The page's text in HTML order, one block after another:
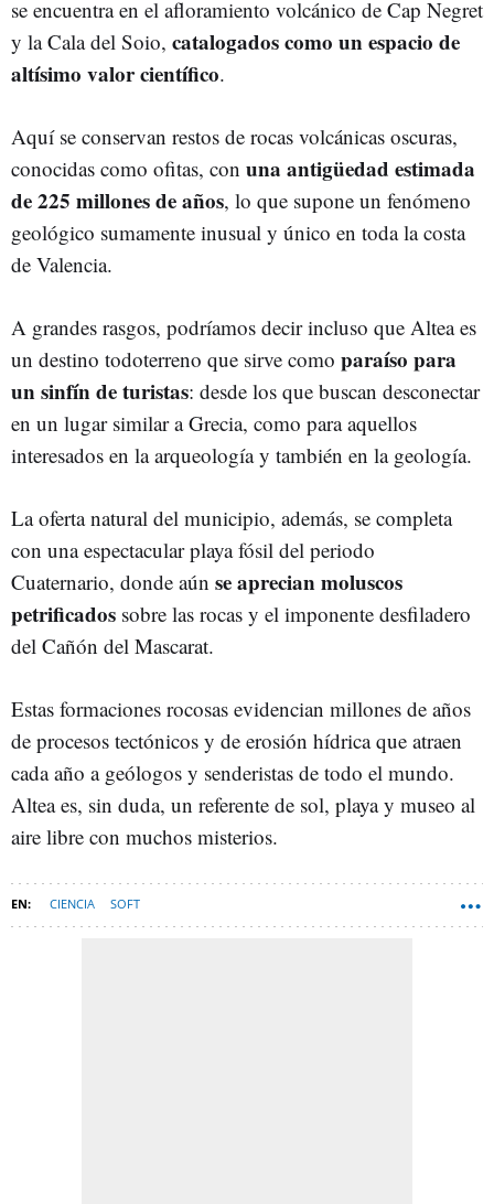
se encuentra en el afloramiento volcánico de Cap Negret
y la Cala del Soio, catalogados como un espacio de
altísimo valor científico.
Aquí se conservan restos de rocas volcánicas oscuras,
conocidas como ofitas, con una antigüedad estimada
de 225 millones de años, lo que supone un fenómeno
geológico sumamente inusual y único en toda la costa
de Valencia.
A grandes rasgos, podríamos decir incluso que Altea es
un destino todoterreno que sirve como paraíso para
un sinfín de turistas: desde los que buscan desconectar
en un lugar similar a Grecia, como para aquellos
interesados en la arqueología y también en la geología.
La oferta natural del municipio, además, se completa
con una espectacular playa fósil del periodo
Cuaternario, donde aún se aprecian moluscos
petrificados sobre las rocas y el imponente desfiladero
del Cañón del Mascarat.
Estas formaciones rocosas evidencian millones de años
de procesos tectónicos y de erosión hídrica que atraen
cada año a geólogos y senderistas de todo el mundo.
Altea es, sin duda, un referente de sol, playa y museo al
aire libre con muchos misterios.
CIENCIA SOFT